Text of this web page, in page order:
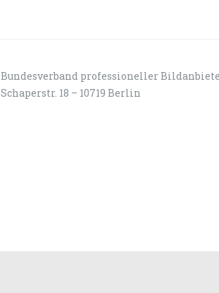
Bundesverband professioneller
Schaperstr. 18 – 10719 Berlin